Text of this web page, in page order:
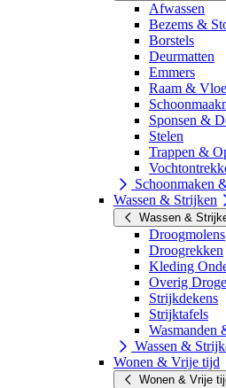
Afwassen
Bezems &
Borstels
Deurmatten
Emmers
Raam &
Sponsen &
Stelen
Trappen &
Schoonmaken
Wassen & Strijken
Wassen &
Droogmolens
Droogrekken
Kleding
Overig
Strijkdekens
Strijktafels
Wasmanden
Wassen &
Wonen & Vrije tijd
Wonen & Vrije